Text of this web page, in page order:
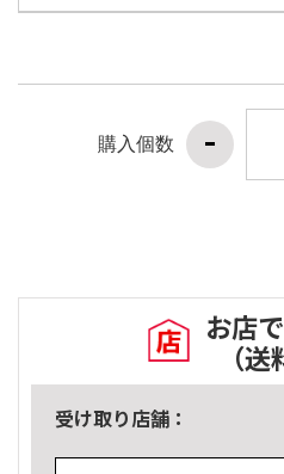
購入個数
お店
（
受け取り店舗：